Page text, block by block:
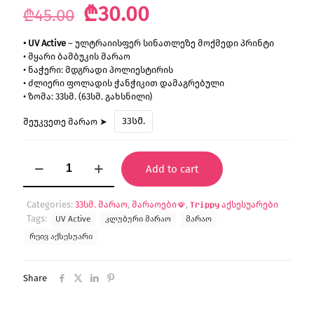
₾45.00 Original
price
was:
₾45.00.
₾30.00Current
price
₾30.00.
• UV Active – ულტრაიისფერ სინათლეზე მოქმედი პრინტი
• მყარი ბამბუკის მარაო
• ნაჭერი: მდგრადი პოლიესტირის
• ძლიერი ფოლადის ჭანჭიკით დამაგრებული
• ზომა: 33სმ. (63სმ. გახსნილი)
შეუკვეთე მარაო ➤ 33სმ.
მარაო
(UV)
Add to cart
Categories: 33სმ. მარაო, მარაოები🪭, 𝐓𝐫𝐢𝐩𝐩𝐲 აქსესუარები
Tags:
UV Active კლუბური მარაო
მარაო
რეივ აქსესუარი
Share